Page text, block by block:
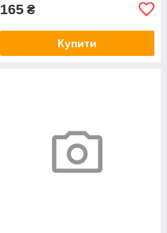
165 ₴
Купити